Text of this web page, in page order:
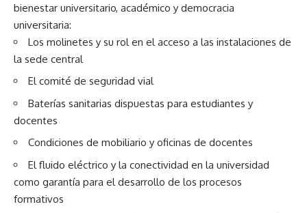
bienestar universitario, académico y democracia
universitaria:
Los molinetes y su rol en el acceso a las instalaciones de
la sede central
El comité de seguridad vial
Baterías sanitarias dispuestas para estudiantes y
docentes
Condiciones de mobiliario y oficinas de docentes
El fluido eléctrico y la conectividad en la universidad
como garantía para el desarrollo de los procesos
formativos